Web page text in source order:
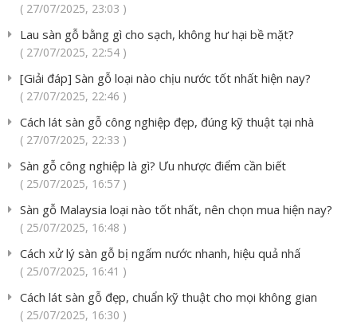
( 27/07/2025, 23:03 )
Lau sàn gỗ bằng gì cho sạch, không hư hại bề mặt?
( 27/07/2025, 22:54 )
[Giải đáp] Sàn gỗ loại nào chịu nước tốt nhất hiện nay?
( 27/07/2025, 22:46 )
Cách lát sàn gỗ công nghiệp đẹp, đúng kỹ thuật tại nhà
( 27/07/2025, 22:33 )
Sàn gỗ công nghiệp là gì? Ưu nhược điểm cần biết
( 25/07/2025, 16:57 )
Sàn gỗ Malaysia loại nào tốt nhất, nên chọn mua hiện nay?
( 25/07/2025, 16:48 )
Cách xử lý sàn gỗ bị ngấm nước nhanh, hiệu quả nhấ
( 25/07/2025, 16:41 )
Cách lát sàn gỗ đẹp, chuẩn kỹ thuật cho mọi không gian
( 25/07/2025, 16:30 )